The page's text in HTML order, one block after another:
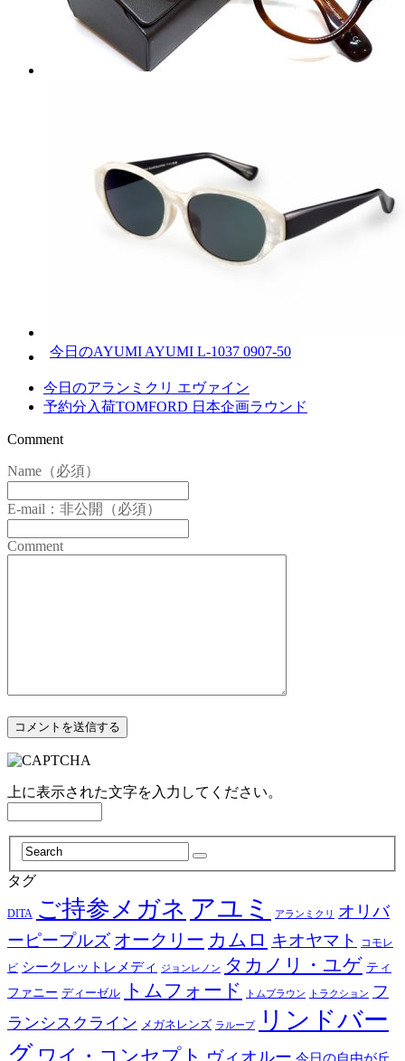
今日のAYUMI AYUMI L-1037 0907-50
今日のアランミクリ エヴァイン
予約分入荷TOMFORD 日本企画ラウンド
Comment
Name（必須）
E-mail：非公開（必須）
Comment
上に表示された文字を入力してください。
タグ
DITA ご持参メガネ アユミ アランミクリ
オリバ
ーピープルズ オークリー カムロ キオヤマト
コモレ
ビ シークレットレメディ ジョンレノン タカノリ・ユゲ ティ
ファニー ディーゼル トムフォード トムブラウン トラクション フ
ランシスクライン メガネレンズ ラループ
リンドバー
グ ワイ・コンセプト